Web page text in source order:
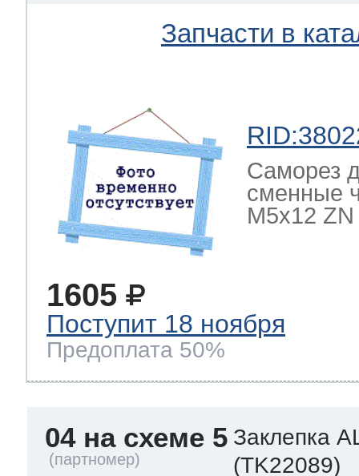
Запчасти в
Саморез
сменные
M5x12
1605
Поступит 18 ноября
Предоплата 50%
04 на схеме 5 Заклепка
(TK22089)